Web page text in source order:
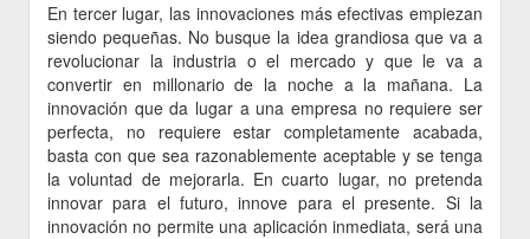
En tercer lugar, las innovaciones más efectivas empiezan
siendo pequeñas. No busque la idea grandiosa que va a
revolucionar la industria o el mercado y que le va a
convertir en millonario de la noche a la mañana. La
innovación que da lugar a una empresa no requiere ser
perfecta, no requiere estar completamente acabada,
basta con que sea razonablemente aceptable y se tenga
la voluntad de mejorarla. En cuarto lugar, no pretenda
innovar para el futuro, innove para el presente. Si la
innovación no permite una aplicación inmediata, será una